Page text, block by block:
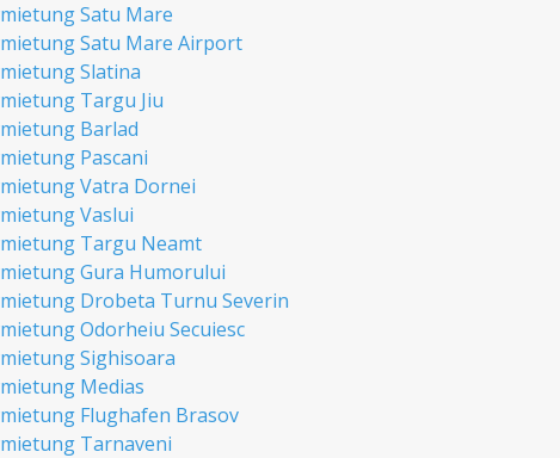
Satu Mare
Satu Mare Airport
Slatina
Targu Jiu
Barlad
Pascani
Vatra Dornei
Vaslui
Targu Neamt
Gura Humorului
Drobeta Turnu Severin
Odorheiu Secuiesc
Sighisoara
Medias
Flughafen Brasov
Tarnaveni